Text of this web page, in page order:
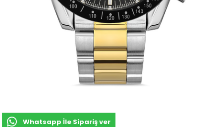
Whatsapp İle Sipariş ver